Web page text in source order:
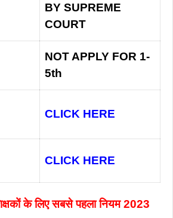
BY SUPREME
COURT
NOT APPLY FOR 1-
5th
CLICK HERE
CLICK HERE
के लिए सबसे पहला नियम 2023